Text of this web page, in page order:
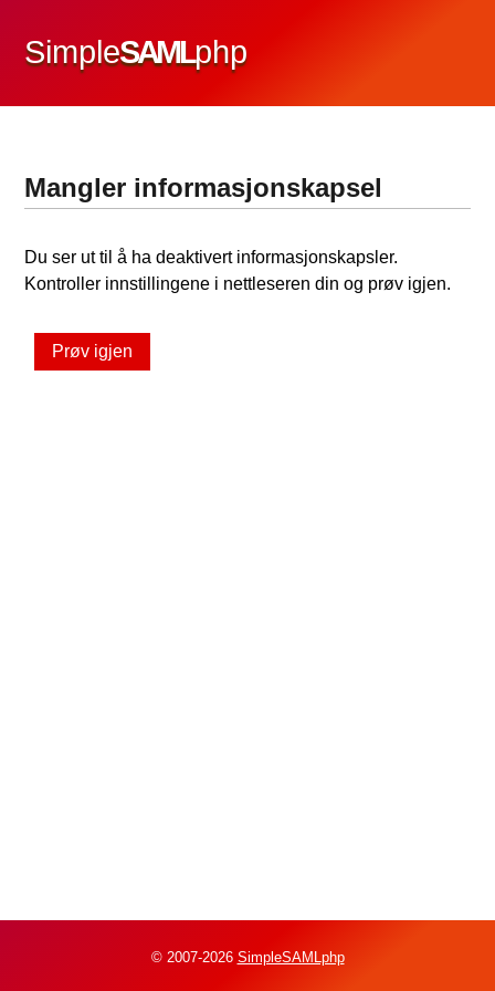
SimpleSAMLphp
Mangler informasjonskapsel
Du ser ut til å ha deaktivert informasjonskapsler.
Kontroller innstillingene i nettleseren din og prøv igjen.
Prøv igjen
© 2007-2026 SimpleSAMLphp